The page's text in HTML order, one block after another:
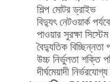
শিল্প মোটর ড্রাইভ
বিদ্যুৎ নেটওয়ার্ক
পাওয়ার সুরক্ষা সিস্টেম
বৈদ্যুতিক
উচ্চ নির্ভুলতা শক্তি
দীর্ঘমেয়াদী